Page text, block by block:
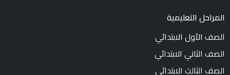
المراحل التعليمية
الصف الأول الابتدائي
الصف الثاني الابتدائي
الصف الثالث الابتدائي